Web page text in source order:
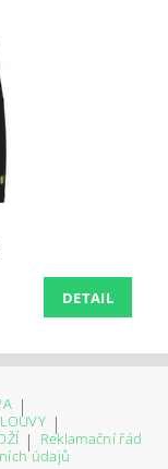
DETAIL
|
|
| Reklamační řád
údajů